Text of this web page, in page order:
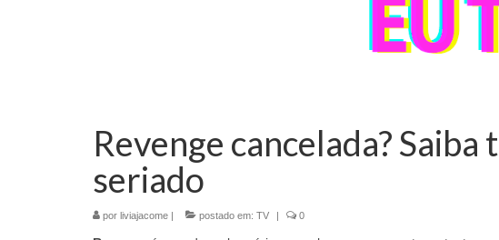
Revenge cancelada?
seriado
por liviajacome | postado em: TV | 0